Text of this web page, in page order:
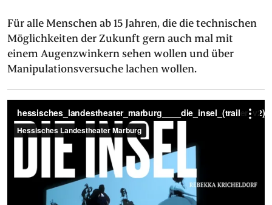
Für alle Menschen ab 15 Jahren, die die technischen
Möglichkeiten der Zukunft gern auch mal mit
einem Augenzwinkern sehen wollen und über
Manipulationsversuche lachen wollen.